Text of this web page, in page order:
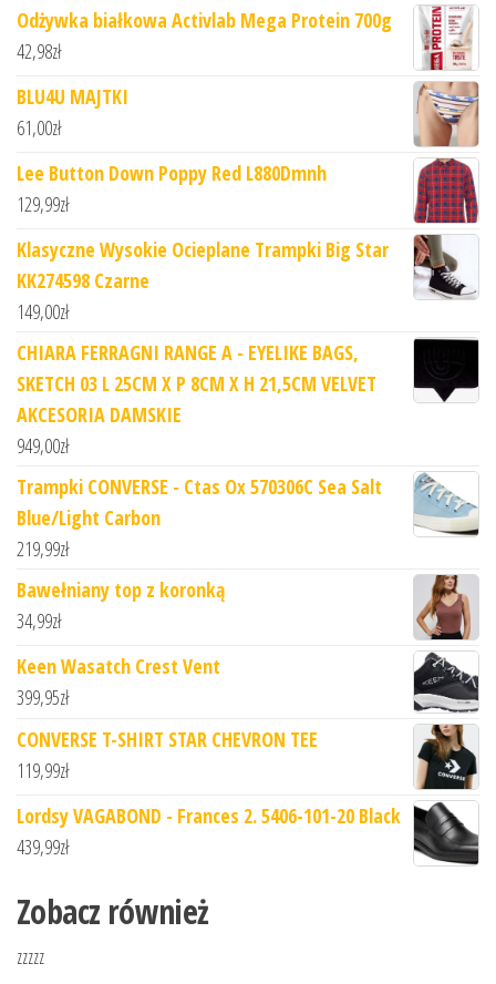
Odżywka białkowa Activlab Mega Protein 700g
42,98zł
BLU4U MAJTKI
61,00zł
Lee Button Down Poppy Red L880Dmnh
129,99zł
Klasyczne Wysokie Ocieplane Trampki Big Star
KK274598 Czarne
149,00zł
CHIARA FERRAGNI RANGE A - EYELIKE BAGS,
SKETCH 03 L 25CM X P 8CM X H 21,5CM VELVET
AKCESORIA DAMSKIE
949,00zł
Trampki CONVERSE - Ctas Ox 570306C Sea Salt
Blue/Light Carbon
219,99zł
Bawełniany top z koronką
34,99zł
Keen Wasatch Crest Vent
399,95zł
CONVERSE T-SHIRT STAR CHEVRON TEE
119,99zł
Lordsy VAGABOND - Frances 2. 5406-101-20 Black
439,99zł
Zobacz również
zzzzz